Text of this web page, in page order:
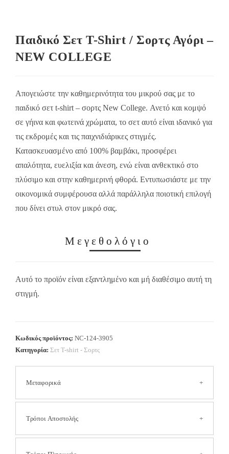
Παιδικό Σετ Τ-Shirt / Σορτς Αγόρι –
NEW COLLEGE
Απογειώστε την καθημερινότητα του μικρού σας με το
παιδικό σετ t-shirt – σορτς New College. Ανετό και κομψό
σε γήινα και φωτεινά χρώματα, το σετ αυτό είναι ιδανικό για
τις εκδρομές και τις παιχνιδιάρικες στιγμές.
Κατασκευασμένο από 100% βαμβάκι, προσφέρει
απαλότητα, ευελιξία και άνεση, ενώ είναι ανθεκτικό στο
πλύσιμο και στην καθημερινή φθορά. Εντυπωσιάστε με την
οικονομικά συμφέρουσα αλλά παράλληλα ποιοτική επιλογή
που δίνει στυλ στον μικρό σας.
Μεγεθολόγιο
Αυτό το προϊόν είναι εξαντλημένο και μή διαθέσιμο αυτή τη
στιγμή.
Κωδικός προϊόντος: NC-124-3905
Κατηγορία: Σετ Τ-shirt - Σορτς
Μεταφορικά
Τα έξοδα αποστολής είναι
Τρόποι Αποστολής